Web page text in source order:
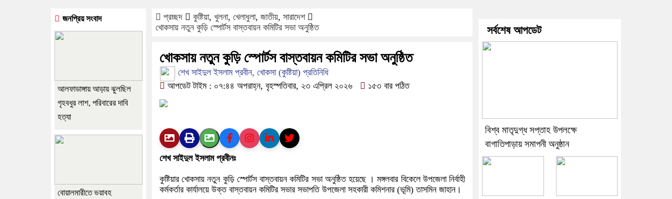
প্রচ্ছদ কুষ্টিয়া, খুলনা, খেলাধুলা, জাতীয়, সারাদেশ
খোকসায় নতুন কুড়ি স্পোর্টস বাস্তবায়ন কমিটির সভা অনুষ্ঠিত
খোকসায় নতুন কুড়ি স্পোর্টস বাস্তবায়ন কমিটির সভা অনুষ্ঠিত
শেখ সাইদুল ইসলাম প্রবীন, খোকসা (কুষ্টিয়া) প্রতিনিধি
আপডেট টাইম : ০৭:৪৪ অপরাহ্ন, বৃহস্পতিবার, ২৩ এপ্রিল ২০২৬
১৫৩ বার পঠিত
শেখ সাইদুল ইসলাম প্রবীনঃ
কুষ্টিয়ার খোকসায় নতুন কুড়ি স্পোর্টস বাস্তবায়ন কমিটির সভা অনুষ্ঠিত হয়েছে । মঙ্গলবার বিকেলে উপজেলা নির্বাহী
কর্মকর্তার কার্যালয়ে উক্ত বাস্তবায়ন কমিটির সভার সভাপতি উপজেলা সহকারী কমিশনার (ভূমি) তাসমিন জাহান।
জনপ্রিয় সংবাদ
আলফাডাঙ্গায় আড়ায় ঝুলছিল
গৃহবধুর লাশ, পরিবারের দাবি
হত্যা
বোয়ালমারীতে ভয়াবহ
সর্বশেষ আপডেট
বিশ্ব মাতৃদুগ্ধ সপ্তাহ উপলক্ষে
বাগাতিপাড়ায় সমাপনী অনুষ্ঠান